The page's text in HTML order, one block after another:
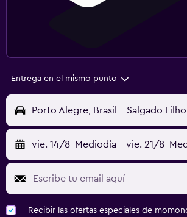
Entrega en el mismo punto
Porto Alegre, Brasil - Salgado Filho
vie. 14/8 Mediodía - vie. 21/8
Recibir las ofertas especiales de